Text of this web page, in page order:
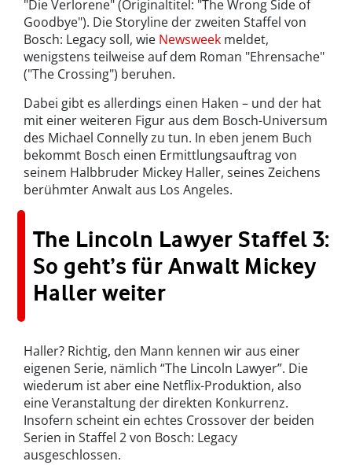
"Die Verlorene" (Originaltitel: "The Wrong Side of
Goodbye"). Die Storyline der zweiten Staffel von
Bosch: Legacy soll, wie Newsweek meldet,
wenigstens teilweise auf dem Roman "Ehrensache"
("The Crossing") beruhen.
Dabei gibt es allerdings einen Haken – und der hat
mit einer weiteren Figur aus dem Bosch-Universum
des Michael Connelly zu tun. In eben jenem Buch
bekommt Bosch einen Ermittlungsauftrag von
seinem Halbbruder Mickey Haller, seines Zeichens
berühmter Anwalt aus Los Angeles.
The Lincoln Lawyer Staffel 3:
So geht’s für Anwalt Mickey
Haller weiter
Haller? Richtig, den Mann kennen wir aus einer
eigenen Serie, nämlich “The Lincoln Lawyer”. Die
wiederum ist aber eine Netflix-Produktion, also
eine Veranstaltung der direkten Konkurrenz.
Insofern scheint ein echtes Crossover der beiden
Serien in Staffel 2 von Bosch: Legacy
ausgeschlossen.